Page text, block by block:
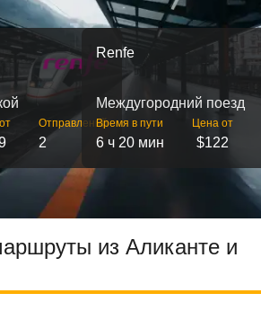
Отправлений
2
Renfe
Междугородний поезд
Время в пути
6 ч 20 мин
Цена от
$122
из Аликанте и